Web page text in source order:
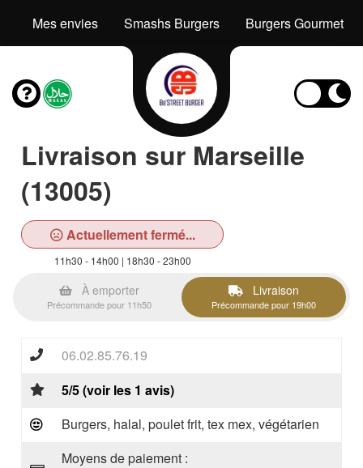
Mes envies Smashs Burgers Burgers Gourmets
Livraison sur Marseille
(13005)
Actuellement fermé...
11h30 - 14h00 | 18h30 - 23h00
À emporter
Précommande pour 11h50
Livraison
Précommande pour 19h00
06.02.85.76.19
5/5 (voir les 1 avis)
Burgers, halal, poulet frit, tex mex, végétarien
Moyens de paiement :